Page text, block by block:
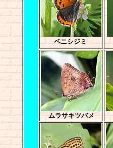
ベニシジミ
ムラサキツバメ